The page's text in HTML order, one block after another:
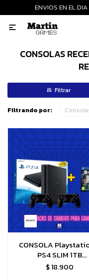
ENVIOS EN EL

CONSOLAS
Filtrando por:
CONSOLA
PS4 SLIM 1TB
RECERTIFICADA +
$18.900
Consolas nuevas
Juegos
Accesorios